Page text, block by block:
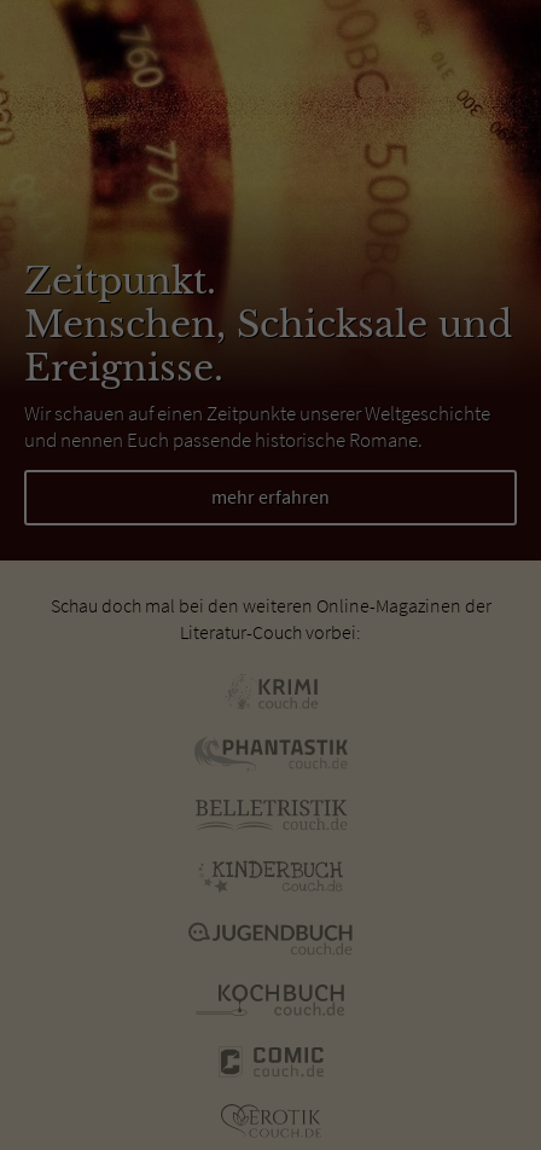
Zeitpunkt.
Menschen, Schicksale und
Ereignisse.
Wir schauen auf einen Zeitpunkte unserer Weltgeschichte
und nennen Euch passende historische Romane.
mehr erfahren
Schau doch mal bei den weiteren Online-Magazinen der
Literatur-Couch vorbei: